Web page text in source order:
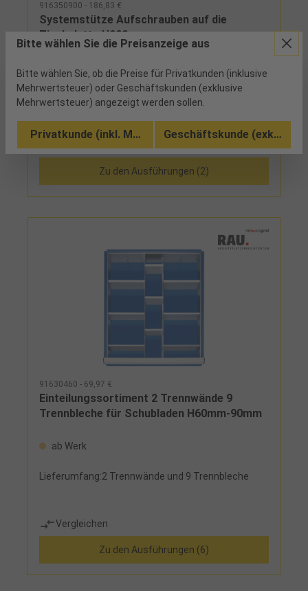
916350900 - 186,83 €
Systemstütze Aufschrauben auf die
Tischplatte H900mm
ab Werk
System-Stützen (Aluminiumprofil 40 mm x 40 mm)
werden mittels einer Montageplatte direkt mit der
Tischplatte verschraubt, die Stärke der Tischplatte
muss mindestens 40 mm betragen und es muss
sich um eine Platte mit massivem Kern handeln, bei
einer Tischplattenstärke unter 40 mm empfehlen
wir die Verwendung des Befestigungssatzes Art.-
Nr. 916351...
Zu den Ausführungen (2)
91630460 - 69,97 €
Einteilungssortiment 2 Trennwände 9
Trennbleche für Schubladen H60mm-90mm
ab Werk
Lieferumfang:2 Trennwände und 9 Trennbleche
Vergleichen
Zu den Ausführungen (6)
Bitte wählen Sie die Preisanzeige aus
Bitte wählen Sie, ob die Preise für Privatkunden (inklusive
Mehrwertsteuer) oder Geschäftskunden (exklusive
Mehrwertsteuer) angezeigt werden sollen.
Privatkunde (inkl. MwSt.) Geschäftskunde (exkl.